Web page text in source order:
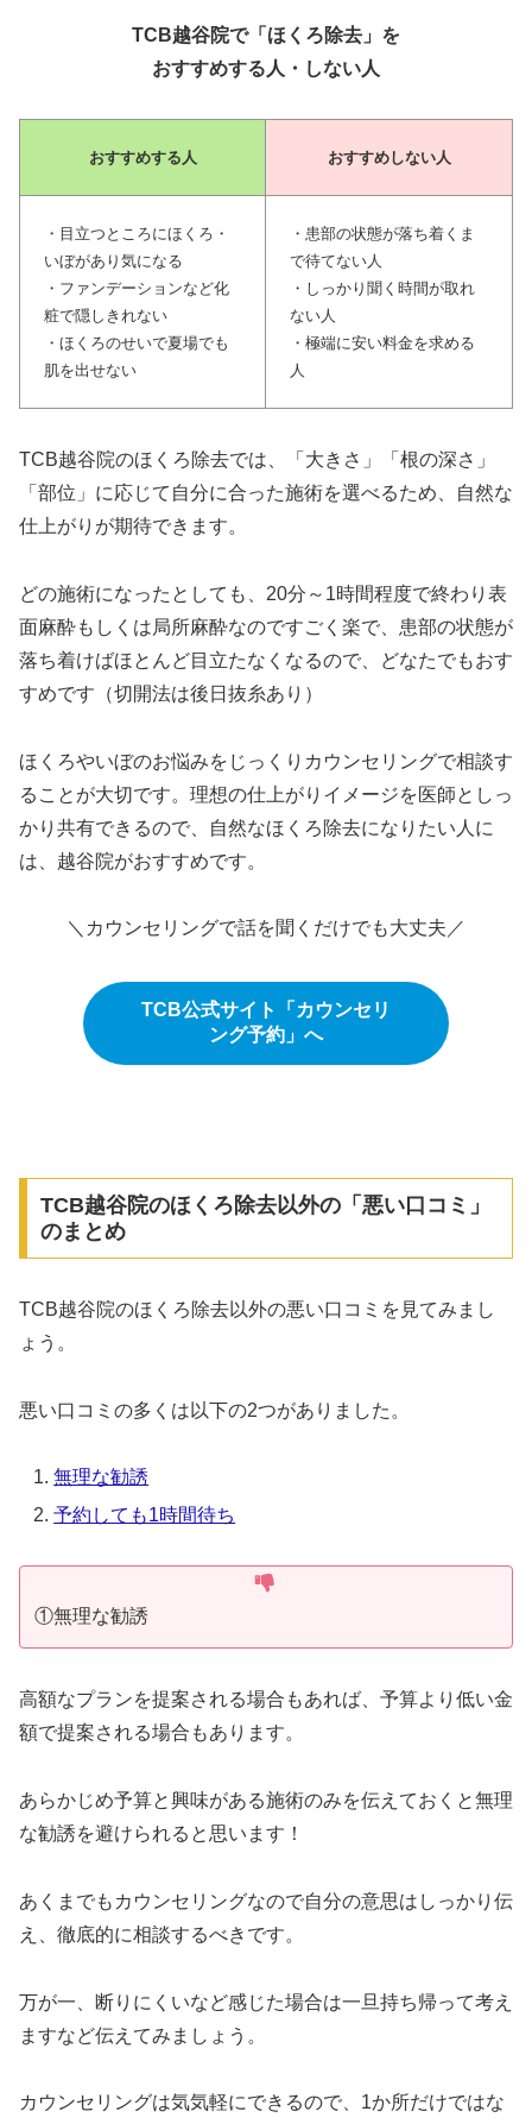
TCB越谷院で「ほくろ除去」を
おすすめする人・しない人
おすすめする人 おすすめしない人
・目立つところにほくろ・
いぼがあり気になる
・ファンデーションなど化
粧で隠しきれない
・ほくろのせいで夏場でも
肌を出せない
・患部の状態が落ち着くま
で待てない人
・しっかり聞く時間が取れ
ない人
・極端に安い料金を求める
人
TCB越谷院のほくろ除去では、「大きさ」「根の深さ」
「部位」に応じて自分に合った施術を選べるため、自然な
仕上がりが期待できます。
どの施術になったとしても、20分～1時間程度で終わり表
面麻酔もしくは局所麻酔なのですごく楽で、患部の状態が
落ち着けばほとんど目立たなくなるので、どなたでもおす
すめです（切開法は後日抜糸あり）
ほくろやいぼのお悩みをじっくりカウンセリングで相談す
ることが大切です。理想の仕上がりイメージを医師としっ
かり共有できるので、自然なほくろ除去になりたい人に
は、越谷院がおすすめです。
＼カウンセリングで話を聞くだけでも大丈夫／
TCB公式サイト「カウンセリ
ング予約」へ
TCB越谷院のほくろ除去以外の「悪い口コミ」
のまとめ
TCB越谷院のほくろ除去以外の悪い口コミを見てみまし
ょう。
悪い口コミの多くは以下の2つがありました。
無理な勧誘
予約しても1時間待ち
①無理な勧誘
高額なプランを提案される場合もあれば、予算より低い金
額で提案される場合もあります。
あらかじめ予算と興味がある施術のみを伝えておくと無理
な勧誘を避けられると思います！
あくまでもカウンセリングなので自分の意思はしっかり伝
え、徹底的に相談するべきです。
万が一、断りにくいなど感じた場合は一旦持ち帰って考え
ますなど伝えてみましょう。
カウンセリングは気気軽にできるので、1か所だけではな